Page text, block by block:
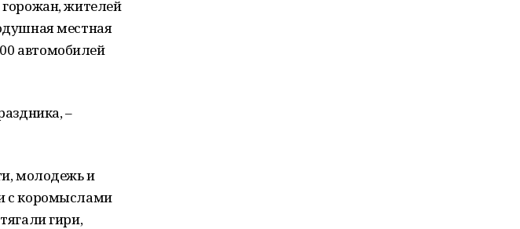
жителей
местная
автомобилей
–
молодежь и
с коромыслами
гири,